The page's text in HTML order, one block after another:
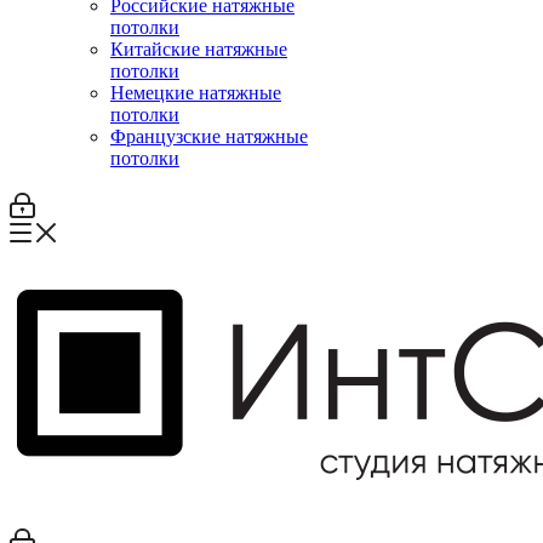
Российские натяжные
потолки
Китайские натяжные
потолки
Немецкие натяжные
потолки
Французские натяжные
потолки